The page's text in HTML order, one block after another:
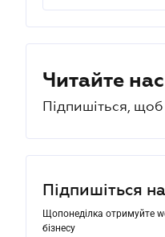
Читайте
Підпишіться, щоб
Підпишіться
Щопонеділка отримуйте
бізнесу